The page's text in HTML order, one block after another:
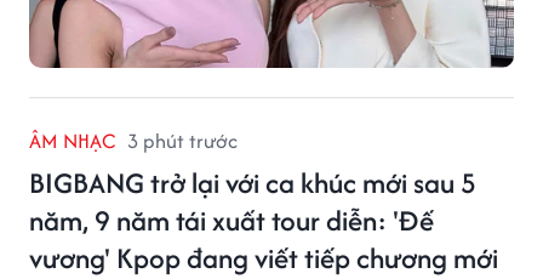
ÂM NHẠC 3 phút trước
BIGBANG trở lại với ca khúc mới sau 5
năm, 9 năm tái xuất tour diễn: 'Đế
vương' Kpop đang viết tiếp chương mới